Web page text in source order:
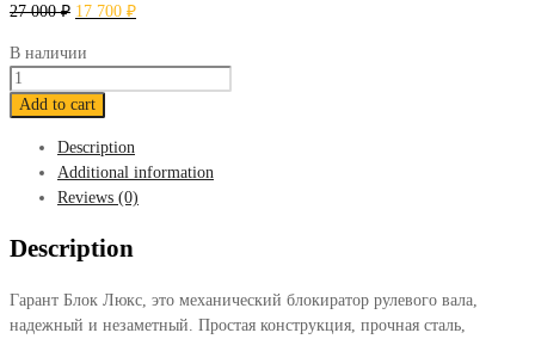
27 000₽ 17 700 ₽
В наличии
Блокиратор
Гарант
Люкс
Volkswagen
V
2011
quantity
Add to cart
Description
Additional information
Reviews (0)
Description
Гарант Блок Люкс, это механический блокиратор рулевого вала,
надежный и незаметный. Простая конструкция, прочная сталь,